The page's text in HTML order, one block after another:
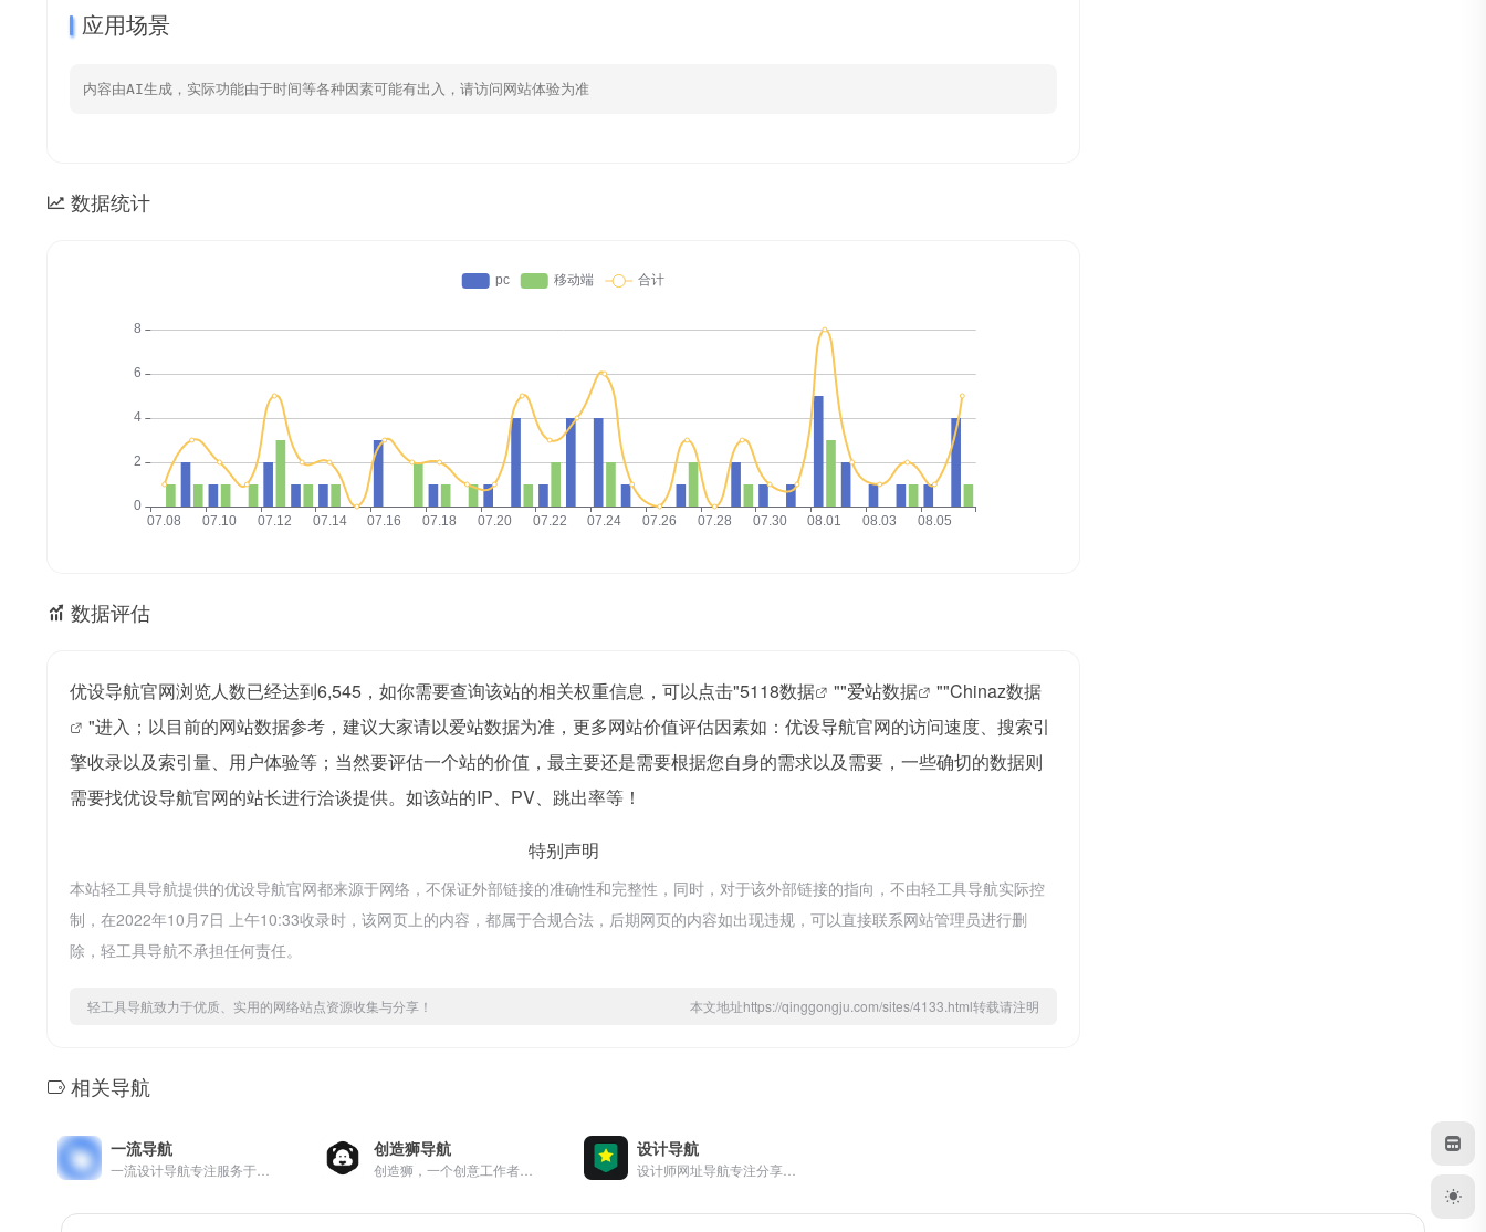
应用场景
内容由AI生成，实际功能由于时间等各种因素可能有出入，请访问网站体验为准
数据统计
数据评估
优设导航官网浏览人数已经达到6,545，如你需要查询该站的相关权重信息，可以点击"5118数据 ""爱站数据 ""Chinaz数据
"进入；以目前的网站数据参考，建议大家请以爱站数据为准，更多网站价值评估因素如：优设导航官网的访问速度、搜索引
擎收录以及索引量、用户体验等；当然要评估一个站的价值，最主要还是需要根据您自身的需求以及需要，一些确切的数据则
需要找优设导航官网的站长进行洽谈提供。如该站的IP、PV、跳出率等！
特别声明
本站轻工具导航提供的优设导航官网都来源于网络，不保证外部链接的准确性和完整性，同时，对于该外部链接的指向，不由轻工具导航实际控
制，在2022年10月7日 上午10:33收录时，该网页上的内容，都属于合规合法，后期网页的内容如出现违规，可以直接联系网站管理员进行删
除，轻工具导航不承担任何责任。
轻工具导航致力于优质、实用的网络站点资源收集与分享！ 本文地址https://qinggongju.com/sites/4133.html转载请注明
相关导航
一流导航 创造狮导航
创造狮，一个创意工作者的导航，专注分享正版优质设计、前端、产品、运营的书签导航，设计教程、设计规范、颜色搭配、灵感创意、前端框架、开发者工具、互联网新品推荐、运营数据分析、自媒体和工具利器好用的分类导航大全
设计导航
设计师网址导航专注分享优秀设计网站、免费无版权限制可商用的高品质素材，设计教程、尺寸规范、配色方案、设计素材和灵感